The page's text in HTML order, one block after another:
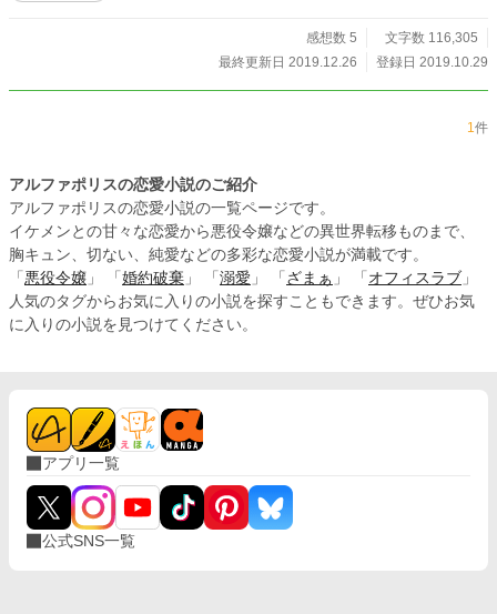
感想数 5
文字数 116,305
最終更新日 2019.12.26
登録日 2019.10.29
1件
アルファポリスの恋愛小説のご紹介
アルファポリスの恋愛小説の一覧ページです。
イケメンとの甘々な恋愛から悪役令嬢などの異世界転移ものまで、
胸キュン、切ない、純愛などの多彩な恋愛小説が満載です。
「 悪役令嬢 」 「 婚約破棄 」 「 溺愛 」 「 ざまぁ 」 「 オフィスラブ 」
人気のタグからお気に入りの小説を探すこともできます。ぜひお気
に入りの小説を見つけてください。
アプリ一覧
公式SNS一覧